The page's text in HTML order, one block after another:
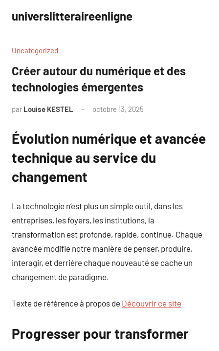
contenu
universlitteraireenligne
Uncategorized
Créer autour du numérique et des
technologies émergentes
par Louise KESTEL octobre 13, 2025
Évolution numérique et avancée
technique au service du
changement
La technologie n’est plus un simple outil, dans les
entreprises, les foyers, les institutions, la
transformation est profonde, rapide, continue. Chaque
avancée modifie notre manière de penser, produire,
interagir, et derrière chaque nouveauté se cache un
changement de paradigme.
Texte de référence à propos de Découvrir ce site
Progresser pour transformer